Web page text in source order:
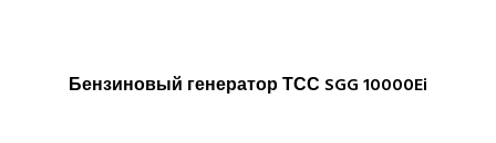
Бензиновый генератор ТСС SGG 10000Ei